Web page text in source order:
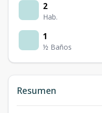
2
Hab.
1
½ Baños
Resumen